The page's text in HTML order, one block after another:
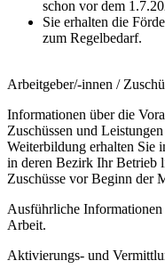
schon vor dem
Sie erhalten die
zum Regelbedarf.
Arbeitgeber/-innen /
Informationen über die
Zuschüssen und
Weiterbildung erhalten Sie
in deren Bezirk Ihr Betrieb
Zuschüsse vor Beginn der
Ausführliche Informationen
Arbeit.
Aktivierungs- und